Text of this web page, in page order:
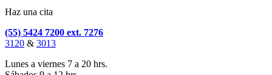
Haz una cita
(55) 5424 7200 ext. 7276
3120 & 3013
Lunes a viernes 7 a 20 hrs.